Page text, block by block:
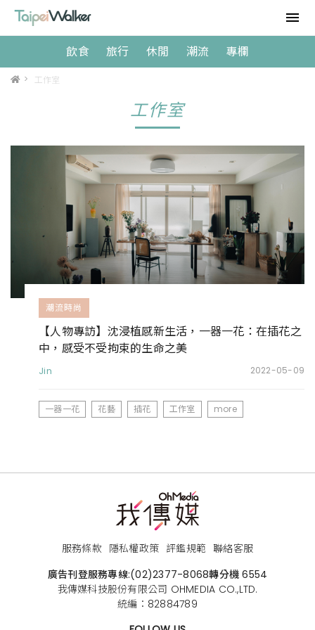
飲食 旅行 休閒 潮流 專欄
> 工作室
工作室
潮流時尚
【人物專訪】沈浸植感新生活，一器一花：在插花之
中，感受不受拘束的生命之美
Jin 2022-05-09
一器一花 花藝 插花 工作室 more
服務條款 隱私權政策 評鑑規範 聯絡客服
廣告刊登服務專線:(02)2377-8068轉分機 6554
我傳媒科技股份有限公司 OHMEDIA CO.,LTD.
統編：82884789